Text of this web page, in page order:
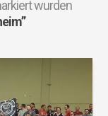
wurden